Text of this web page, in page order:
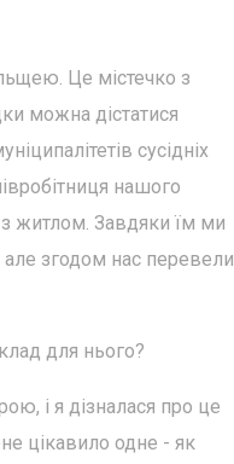
Це містечко з
можна дістатися
сусідніх
нашого
житлом. Завдяки їм ми
але згодом нас перевели
для нього?
і я дізналася про це
цікавило одне - як